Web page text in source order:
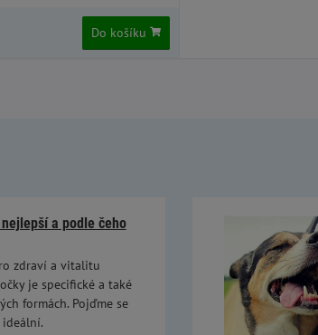
Do košíku
a podle čeho
zdraví a vitalitu
je specifické a také
formách. Pojďme se